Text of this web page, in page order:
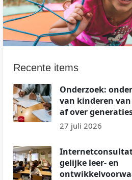
Recente items
Onderzoek:
van kinderen
af over
27 juli 2026
gelijke leer- en